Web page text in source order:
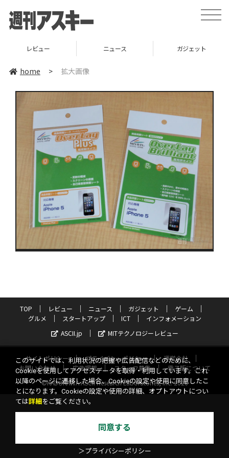
toggle
レビュー ニュース ガジェット
home > 拡大画像
TOP レビュー ニュース ガジェット
ゲーム
グルメ
スタートアップ ICT
インフォメーション
ASCII.jp
MITテクノロジーレビュー
サイトポリシー プライバシーポリシー
運営会社
お問い合わせ
広告掲載 スタッフ募集
電子版について
©KADOKAWA ASCII Research Laboratories, Inc. 2026
このサイトでは、利用状況の把握や広告配信などのために、
Cookieを使用してアクセスデータを取得・利用しています。これ
以降のページに遷移した場合、Cookieの設定や使用に同意したこ
とになります。Cookieの設定や使用の詳細、オプトアウトについ
ては詳細 をご覧ください。
同意する
＞プライバシーポリシー